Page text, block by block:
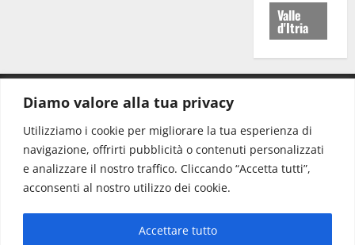
Diamo valore alla tua privacy
Utilizziamo i cookie per migliorare la tua esperienza di
navigazione, offrirti pubblicità o contenuti personalizzati
e analizzare il nostro traffico. Cliccando “Accetta tutti”,
acconsenti al nostro utilizzo dei cookie.
Accettare tutto
Valle
d'Itria
Redazione: redazione@www.martinasera.it
Direttore:direttore@www.martinasera.it
Info & Commerciale:info@www.martinasera.it